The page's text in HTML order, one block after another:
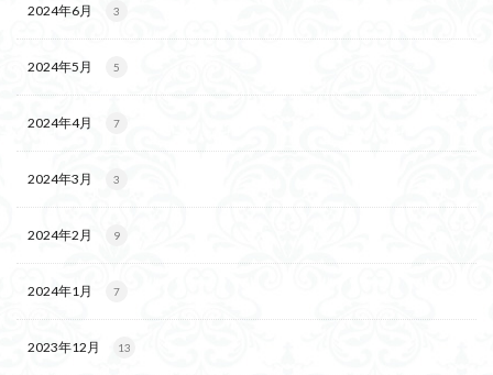
2024年6月 3
2024年5月 5
2024年4月 7
2024年3月 3
2024年2月 9
2024年1月 7
2023年12月 13